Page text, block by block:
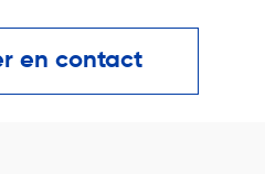
en contact